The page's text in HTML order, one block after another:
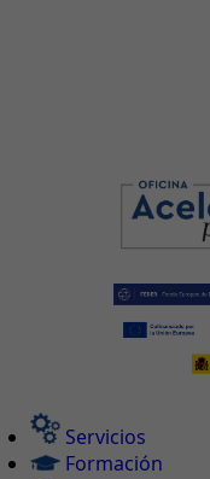
Servicios
Formación